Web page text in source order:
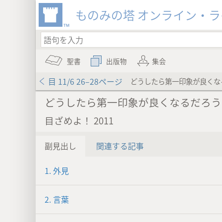
ものみの塔 オンライン・
聖書 出版物 集会
目 11/6 26–28ページ どうしたら第一印象が良く
どうしたら第一印象が良くなるだろう
目ざめよ！ 2011
副見出し 関連する記事
1. 外見
2. 言葉